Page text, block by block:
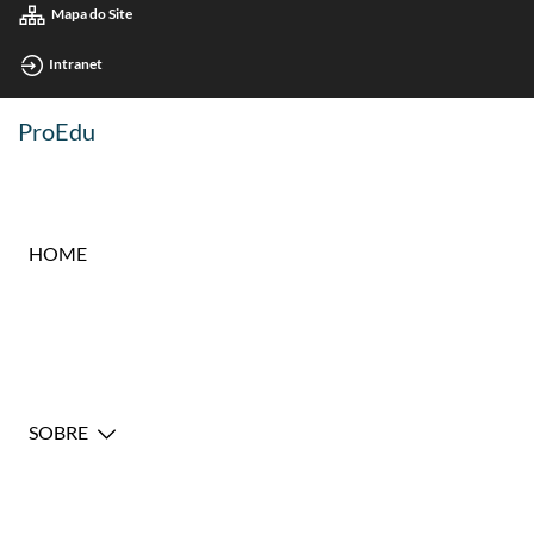
Mapa do Site
Intranet
ProEdu
HOME
SOBRE